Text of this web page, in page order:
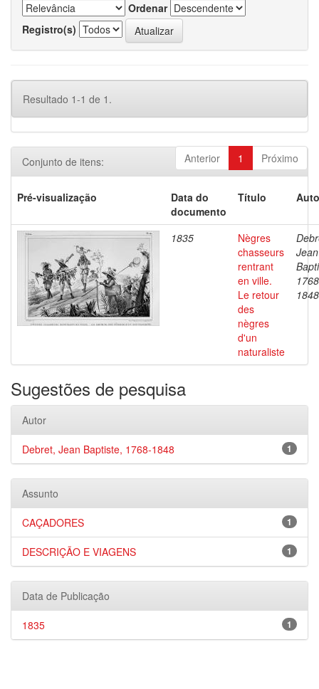
Ordenar
Registro(s)
Resultado 1-1 de 1.
Anterior 1 Próximo
Conjunto de itens:
Pré-visualização
Data do
documento
Título
1835
Nègres
chasseurs
rentrant
en ville.
Le retour
des
nègres
d'un
naturaliste
Jean
1848
Sugestões de pesquisa
Autor
1
Debret, Jean Baptiste, 1768-1848
Assunto
1
CAÇADORES
1
DESCRIÇÃO E VIAGENS
Data de Publicação
1
1835